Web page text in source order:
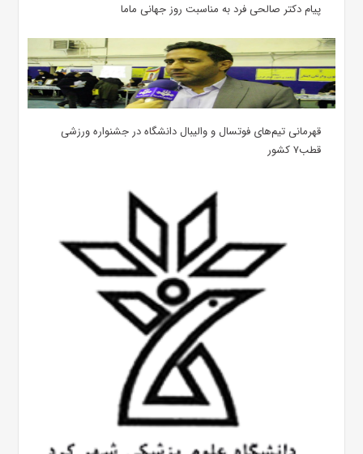
پیام دکتر صالحی فرد به مناسبت روز جهانی ماما
قهرمانی تیم‌های فوتسال و والیبال دانشگاه در جشنواره ورزشی
قطب۷ کشور